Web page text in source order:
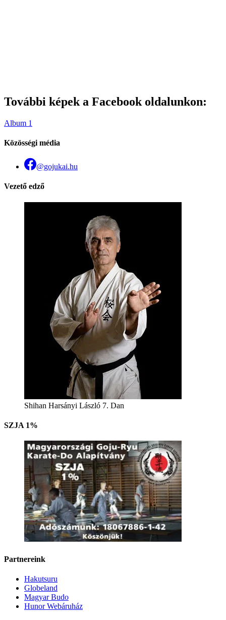
További képek a Facebook oldalunkon:
Album 1
Közösségi média
@gojukai.hu
Vezető edző
Shihan Harsányi László 7. Dan
SZJA 1%
Partnereink
Hakutsuru
Globeland
Magyar Budo
Hunor Webáruház